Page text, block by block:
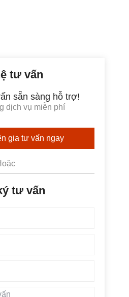
tư vấn
sẵn sàng hỗ trợ!
dịch vụ miễn phí
gia tư vấn ngay
tư vấn